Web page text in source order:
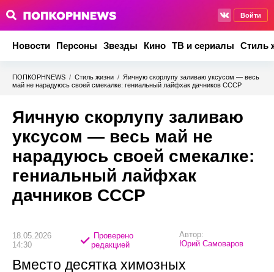
Войти
Новости Персоны Звезды Кино ТВ и сериалы Стиль
ПОПКОРНNEWS / Стиль жизни / Яичную скорлупу заливаю уксусом — весь
май не нарадуюсь своей смекалке: гениальный лайфхак дачников СССР
Яичную скорлупу заливаю
уксусом — весь май не
нарадуюсь своей смекалке:
гениальный лайфхак
дачников СССР
18.05.2026
14:30
Проверено
редакцией
Автор:
Юрий Самоваров
Вместо десятка химозных